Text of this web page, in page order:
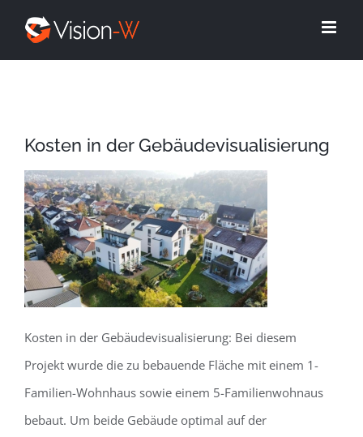
Kosten in der Gebäudevisualisierung
Kosten in der Gebäudevisualisierung: Bei diesem
Projekt wurde die zu bebauende Fläche mit einem 1-
Familien-Wohnhaus sowie einem 5-Familienwohnaus
bebaut. Um beide Gebäude optimal auf der